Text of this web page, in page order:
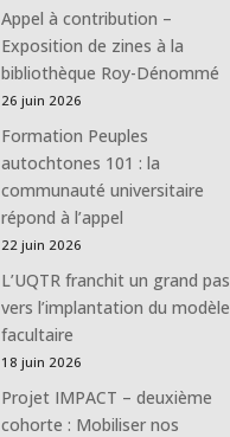
Appel à contribution –
Exposition de zines à la
bibliothèque Roy-Dénommé
26 juin 2026
Formation Peuples
autochtones 101 : la
communauté universitaire
répond à l’appel
22 juin 2026
L’UQTR franchit un grand pas
vers l’implantation du modèle
facultaire
18 juin 2026
Projet IMPACT – deuxième
cohorte : Mobiliser nos